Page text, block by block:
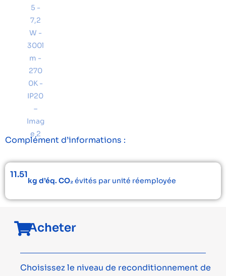
Complément d’informations :
11.51
kg d’éq. CO₂évités par unité réemployée
Acheter
Choisissez le niveau de reconditionnement de